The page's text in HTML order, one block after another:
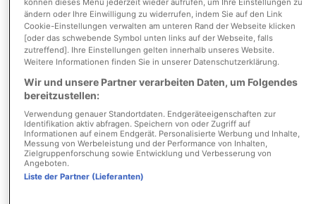
täglich
Suche speichern
können dieses Menü jederzeit wieder aufrufen, um Ihre Einstellungen zu
ändern oder Ihre Einwilligung zu widerrufen, indem Sie auf den Link
Cookie-Einstellungen verwalten am unteren Rand der Webseite klicken
[oder das schwebende Symbol unten links auf der Webseite, falls
zutreffend]. Ihre Einstellungen gelten innerhalb unseres Website.
Weitere Informationen finden Sie in unserer Datenschutzerklärung.
Wir und unsere Partner verarbeiten Daten, um Folgendes
bereitzustellen:
Verwendung genauer Standortdaten. Endgeräteeigenschaften zur
Identifikation aktiv abfragen. Speichern von oder Zugriff auf
Informationen auf einem Endgerät. Personalisierte Werbung und Inhalte,
Messung von Werbeleistung und der Performance von Inhalten,
Zielgruppenforschung sowie Entwicklung und Verbesserung von
Angeboten.
Liste der Partner (Lieferanten)